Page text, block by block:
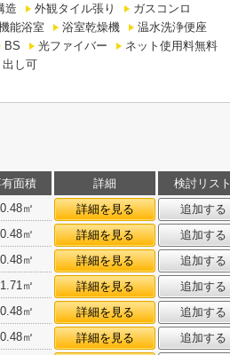
造 外観タイル張り
ガスコンロ
能浴室 浴室乾燥機
温水洗浄便座
BS 光ファイバー
ネット使用料無料
出し可
面積 詳細
検討リスト
㎡ 詳細を見る
追加する
㎡ 詳細を見る
追加する
㎡ 詳細を見る
追加する
㎡ 詳細を見る
追加する
㎡ 詳細を見る
追加する
㎡ 詳細を見る
追加する